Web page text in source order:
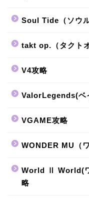
Soul Tide（ソウ
takt op.（タクト
V4攻略
ValorLegends(ベ
VGAME攻略
WONDER MU（
World Ⅱ World(
略